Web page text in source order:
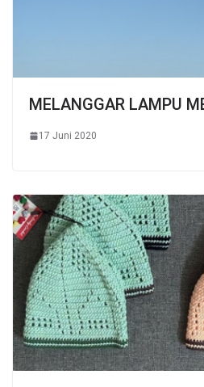
MELANGGAR LAMPU
17 Juni 2020